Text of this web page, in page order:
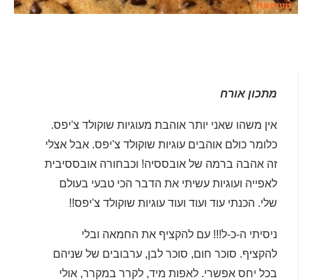
מתכון אורח
אין משהו שאני יותר אוהבת מעוגיות שוקולד צ'יפס.
כלומר כולם אוהבים עוגיות שוקולד צ'יפס. אבל אצלי
זה אהבה ברמה של אובססיה! וכבחורה אובססיבית
לאפייה ועוגיות עשיתי את הדבר הכי טבעי בעולם
שלי. הכנתי עוד ועוד ועוד עוגיות שוקולד צ'יפס!!
ניסיתי ה-כ-ל!!! עם להקציף את החמאה ובלי
להקציף. סוכר חום, סוכר לבן, ערבובים של שניהם
בכל יחס אפשרי. לאפות מיד, לקרר במקרר, אולי